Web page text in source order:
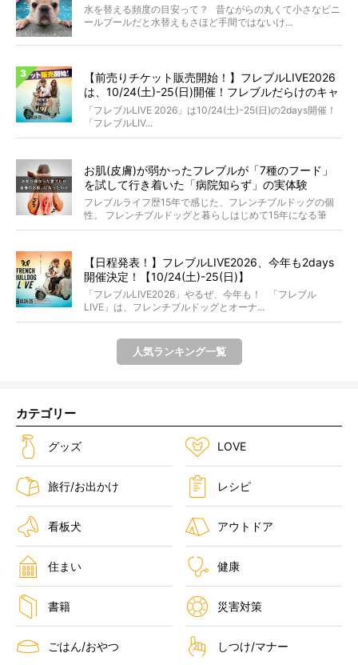
水を替える頻度の目安って？ 昔ながらの丸くて小さなビニ
ールプールだと水替えもさほど手間ではないけ...
【前売りチケット販売開始！】フレブルLIVE2026
は、10/24(土)-25(日)開催！フレブルだらけのキャ
ンプ・前夜祭・バスプランも新登場!?
「フレブルLIVE 2026」は10/24(土)-25(日)の2days開催！
「フレブルLIV...
お肌(皮膚)が弱かったフレブルが「7種のフード」
を試して行き着いた「病院知らず」の実体験
フレブルライフ歴15年で感じた、フレンチブルドッグの個
性。 フレンチブルドッグと暮らしはじめて15年になる筆
者...
【日程発表！】フレブルLIVE2026、今年も2days
開催決定！【10/24(土)-25(日)】
「フレブルLIVE2026」やるぜ、今年も！ 「フレブル
LIVE」は、フレンチブルドッグとオーナ...
人気ランキング一覧
カテゴリー
グッズ LOVE
旅行/お出かけ レシピ
看板犬 アウトドア
住まい 健康
書籍 災害対策
ごはん/おやつ しつけ/マナー